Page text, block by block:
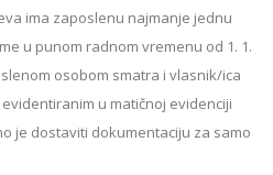
ima zaposlenu najmanje jednu
u punom radnom vremenu od 1. 1.
osobom smatra i vlasnik/ica
u matičnoj evidenciji
je dostaviti dokumentaciju za samo